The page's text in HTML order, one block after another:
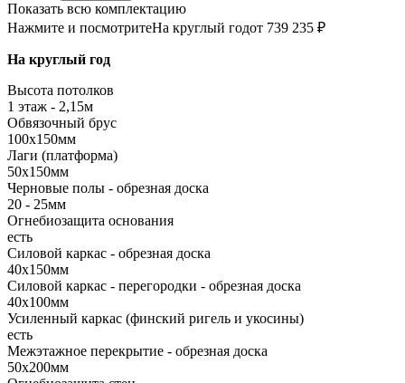
Показать всю комплектацию
Нажмите и посмотритеНа круглый годот 739 235 ₽
На круглый год
Высота потолков
1 этаж - 2,15м
Обвязочный брус
100х150мм
Лаги (платформа)
50х150мм
Черновые полы - обрезная доска
20 - 25мм
Огнебиозащита основания
есть
Силовой каркас - обрезная доска
40х150мм
Силовой каркас - перегородки - обрезная доска
40х100мм
Усиленный каркас (финский ригель и укосины)
есть
Межэтажное перекрытие - обрезная доска
50х200мм